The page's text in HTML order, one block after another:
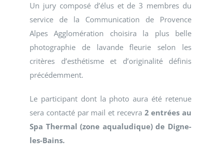
Un jury composé d’élus et de 3 membres du
service de la Communication de Provence
Alpes Agglomération choisira la plus belle
photographie de lavande fleurie selon les
critères d’esthétisme et d’originalité définis
précédemment.
Le participant dont la photo aura été retenue
sera contacté par mail et recevra 2 entrées au
Spa Thermal (zone aqualudique) de Digne-
les-Bains.